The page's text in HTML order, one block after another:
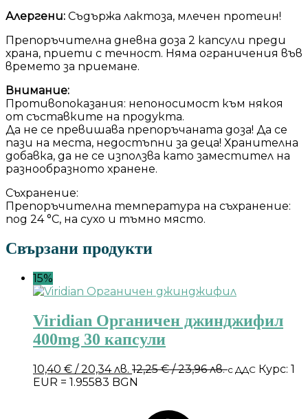
Алергени: Съдържа лактоза, млечен протеин!
Препоръчителна дневна доза 2 капсули преди
храна, приети с течност. Няма ограничения във
времето за приемане.
Внимание:
Противопоказания: непоносимост към някоя
от съставките на продукта.
Да не се превишава препоръчаната доза! Да се
пази на места, недостъпни за деца! Хранителна
добавка, да не се използва като заместител на
разнообразното хранене.
Съхранение:
Препоръчителна температура на съхранение:
под 24 °С, на сухо и тъмно място.
Свързани продукти
15%
Viridian Органичен джинджифил
400mg 30 капсули
10,40 € / 20,34 лв. 12,25€/ 23,96 лв.с ДДС Курс: 1
EUR = 1.95583 BGN